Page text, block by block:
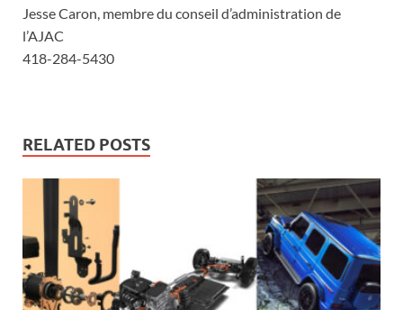
Jesse Caron, membre du conseil d’administration de
l’AJAC
418-284-5430
RELATED POSTS